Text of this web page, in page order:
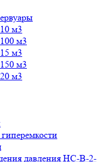
м3
м3
м3
м3
м3
давления НС-В-2-